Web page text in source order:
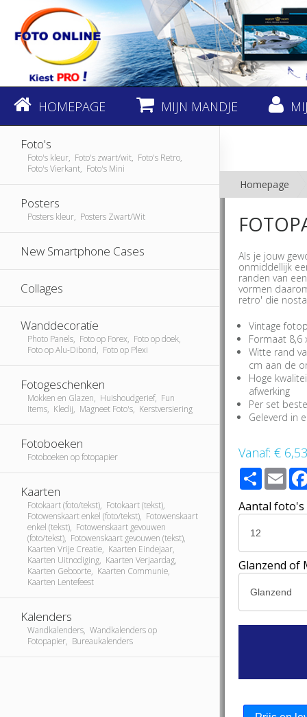
HOMEPAGE MIJN MANDJE
Foto's
Foto's kleur, Foto's zwart/wit, Foto's Retro,
Foto's Vierkant, Foto's Mini
Posters
Posters kleur, Posters Zwart/Wit
New Smartphone Cases
Collages
Wanddecoratie
Photo Panels, Foto op Forex, Foto op doek,
Foto op Alu-Dibond, Foto op Plexi
Fotogeschenken
Mokken en Glazen, Huishoudgerief, Fun
Items, Kledij, Magneet Foto's, Kerstversiering
Fotoboeken
Fotoboeken op fotopapier
Kaarten
Fotokaart (foto/tekst), Fotokaart (tekst),
Fotowenskaart enkel (foto/tekst), Fotowenskaart
enkel (tekst), Fotowenskaart gevouwen
(foto/tekst), Fotowenskaart gevouwen (tekst),
Kaarten Vrije Creatie, Kaarten Eindejaar,
Kaarten Uitnodiging, Kaarten Verjaardag,
Kaarten Geboorte, Kaarten Communie,
Kaarten Lentefeest
Kalenders
Wandkalenders, Wandkalenders op
Fotopapier, Bureaukalenders
Homepage
Als je jouw
onmiddellijk
randen van
vormen
retro' die
Vintage
Formaat 8,6
Witte rand
cm aan de
Hoge
afwerking
Per set
Geleverd in
Vanaf:€
Share
Aantal foto's
Glanzend of